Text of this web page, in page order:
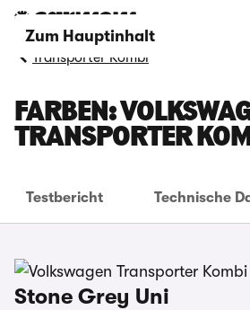
Zum Hauptinhalt
Transporter Kombi
FARBEN:
TRANSPORTER
Testbericht Technische
Stone Grey Uni